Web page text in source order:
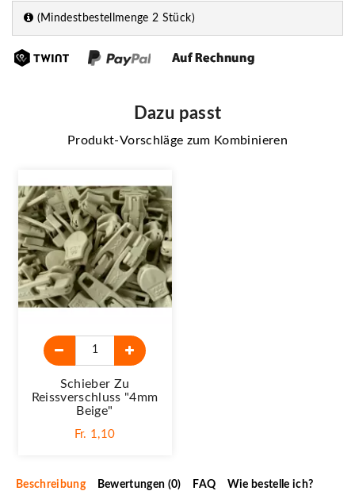
(Mindestbestellmenge 2 Stück)
Dazu passt
Produkt-Vorschläge zum Kombinieren
Schieber Zu
Reissverschluss "4mm
Beige"
Fr. 1,10
Beschreibung Bewertungen (0) FAQ Wie bestelle ich?